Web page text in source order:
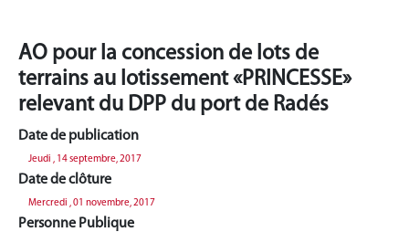
AO pour la concession de lots de
terrains au lotissement «PRINCESSE»
relevant du DPP du port de Radés
Date de publication
Jeudi , 14 septembre, 2017
Date de clôture
Mercredi , 01 novembre, 2017
Personne Publique